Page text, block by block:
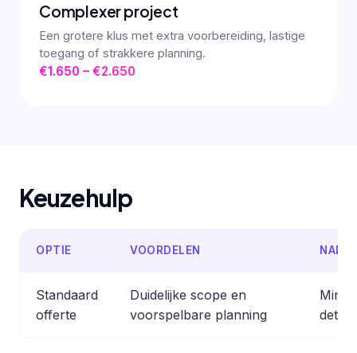
Complexer project
Een grotere klus met extra voorbereiding, lastige
toegang of strakkere planning.
€1.650 – €2.650
Keuzehulp
OPTIE VOORDELEN
Standaard
offerte
Duidelijke scope en
voorspelbare planning